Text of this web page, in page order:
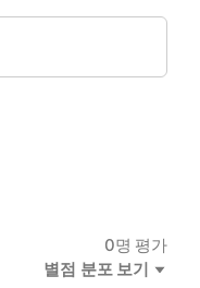
0명 평가
별점 분포 보기